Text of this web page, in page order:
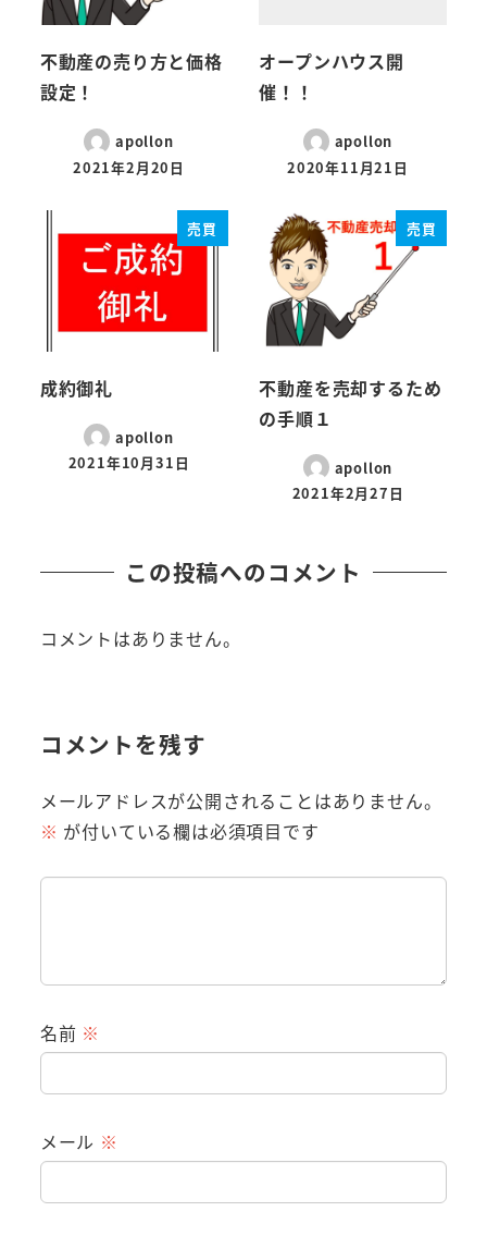
不動産の売り方と価格
設定！
apollon
2021年2月20日
オープンハウス開
催！！
apollon
2020年11月21日
売買
成約御礼
apollon
2021年10月31日
売買
不動産を売却するため
の手順１
apollon
2021年2月27日
この投稿へのコメント
コメントはありません。
コメントを残す
メールアドレスが公開されることはありません。
※ が付いている欄は必須項目です
名前 ※
メール ※